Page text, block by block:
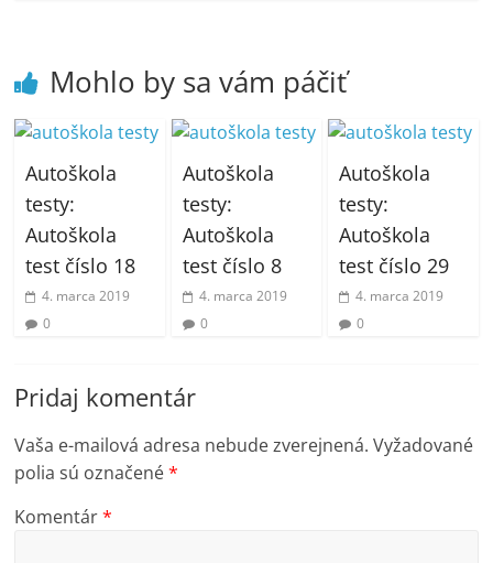
Mohlo by sa vám páčiť
Autoškola
testy:
Autoškola
test číslo 18
4. marca 2019
0
Autoškola
testy:
Autoškola
test číslo 8
4. marca 2019
0
Autoškola
testy:
Autoškola
test číslo 29
4. marca 2019
0
Pridaj komentár
Vaša e-mailová adresa nebude zverejnená. Vyžadované
polia sú označené*
Komentár*